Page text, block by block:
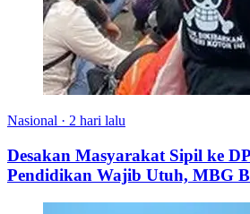
Nasional · 2 hari lalu
Desakan Masyarakat Sipil ke
Pendidikan Wajib Utuh, MBG